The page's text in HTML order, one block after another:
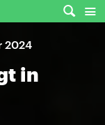
2024
in